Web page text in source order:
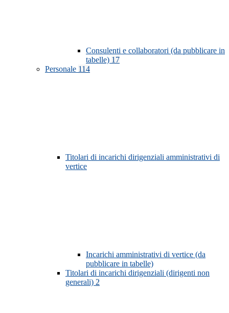
Consulenti e collaboratori (da pubblicare in
tabelle) 17
Personale 114
Titolari di incarichi dirigenziali amministrativi di
vertice
Incarichi amministrativi di vertice (da
pubblicare in tabelle)
Titolari di incarichi dirigenziali (dirigenti non
generali) 2